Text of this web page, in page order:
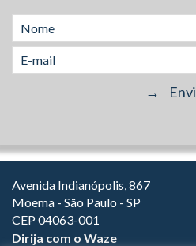
Avenida Indianópolis, 867
Moema - São Paulo - SP
CEP 04063-001
Dirija com o Waze